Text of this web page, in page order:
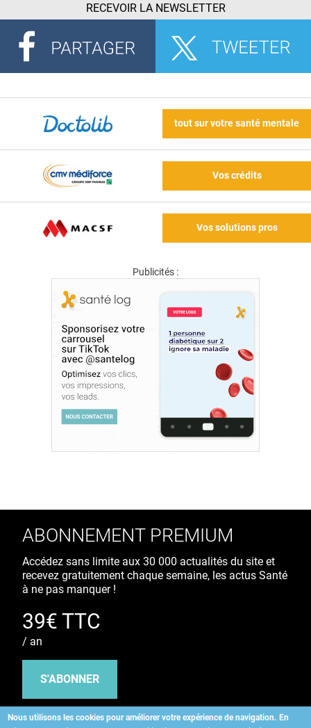
RECEVOIR LA NEWSLETTER
tout sur votre santé mentale
Vos crédits
Vos solutions pros
Publicités :
Nous utilisons les cookies pour améliorer votre expérience de navigation. En
ABONNEMENT PREMIUM
Accédez sans limite aux 30 000 actualités du site et
recevez gratuitement chaque semaine, les actus Santé
à ne pas manquer !
39€ TTC
/ an
S'ABONNER